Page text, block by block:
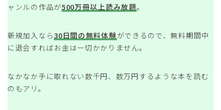
ャンルの作品が500万冊以上読み放題。
新規加入なら30日間の無料体験ができるので、無料期間中
に退会すればお金は一切かかりません。
なかなか手に取れない数千円、数万円するような本を読む
のもアリ。